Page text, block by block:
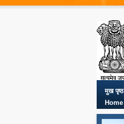
मुख पृष्ठ
Home